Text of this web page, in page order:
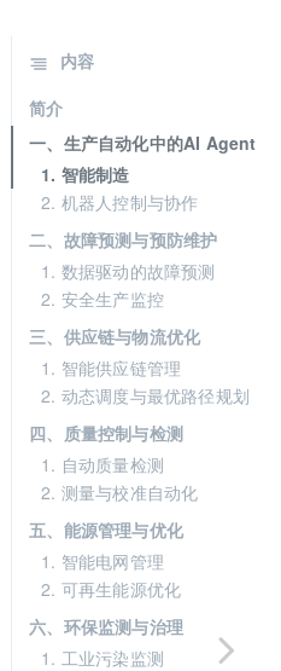
内容
简介
一、生产自动化中的AI Agent
1. 智能制造
2. 机器人控制与协作
二、故障预测与预防维护
1. 数据驱动的故障预测
2. 安全生产监控
三、供应链与物流优化
1. 智能供应链管理
2. 动态调度与最优路径规划
四、质量控制与检测
1. 自动质量检测
2. 测量与校准自动化
五、能源管理与优化
1. 智能电网管理
2. 可再生能源优化
六、环保监测与治理
1. 工业污染监测